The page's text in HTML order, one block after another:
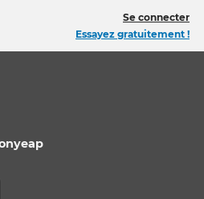
Se connecter
Essayez gratuitement !